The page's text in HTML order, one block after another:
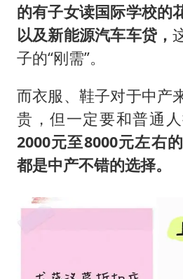
的有子女读国际学校的
以及新能源汽车车贷，
子的“刚需”。
而衣服、鞋子对于中产
贵，但一定要和普通人
2000元至8000元左右
都是中产不错的选择。